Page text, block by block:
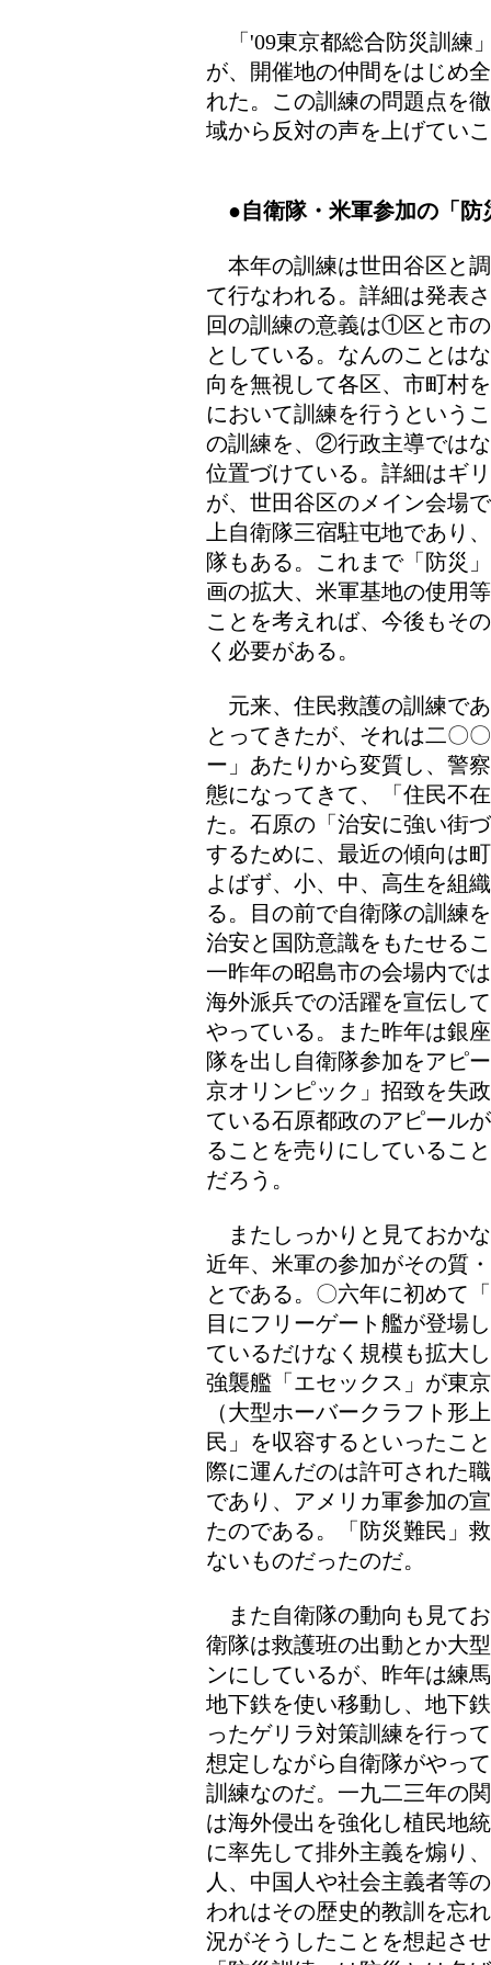
「'09東京都総合防災訓練
が、開催地の仲間をはじめ
れた。この訓練の問題点を
域から反対の声を上げてい
●自衛隊・米軍参加の「防
本年の訓練は世田谷区と
て行なわれる。詳細は発表
回の訓練の意義は①区と市
としている。なんのことは
向を無視して各区、市町村
において訓練を行うという
の訓練を、②行政主導では
位置づけている。詳細はギ
が、世田谷区のメイン会場
上自衛隊三宿駐屯地であり
隊もある。これまで「防災
画の拡大、米軍基地の使用
ことを考えれば、今後もそ
く必要がある。
元来、住民救護の訓練で
とってきたが、それは二〇
ー」あたりから変質し、警
態になってきて、「住民不
た。石原の「治安に強い街
するために、最近の傾向は
よばず、小、中、高生を組
る。目の前で自衛隊の訓練
治安と国防意識をもたせる
一昨年の昭島市の会場内で
海外派兵での活躍を宣伝し
やっている。また昨年は銀
隊を出し自衛隊参加をアピ
京オリンピック」招致を失
ている石原都政のアピール
ることを売りにしているこ
だろう。
またしっかりと見ておか
近年、米軍の参加がその質
とである。〇六年に初めて
目にフリーゲート艦が登場
ているだけなく規模も拡大
強襲艦「エセックス」が東
（大型ホーバークラフト形
民」を収容するといったこ
際に運んだのは許可された
であり、アメリカ軍参加の
たのである。「防災難民」
ないものだったのだ。
また自衛隊の動向も見て
衛隊は救護班の出動とか大
ンにしているが、昨年は練
地下鉄を使い移動し、地下
ったゲリラ対策訓練を行っ
想定しながら自衛隊がやっ
訓練なのだ。一九二三年の
は海外侵出を強化し植民地
に率先して排外主義を煽り
人、中国人や社会主義者等
われはその歴史的教訓を忘
況がそうしたことを想起さ